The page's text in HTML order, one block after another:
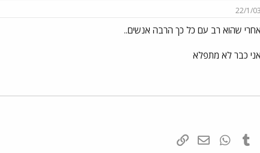
22/1/03
אחרי שהוא רב עם כל כך הרבה אנשים..
אני כבר לא מתפלא
Pinterest
Tumblr
WhatsAppדואר אלקטרוני